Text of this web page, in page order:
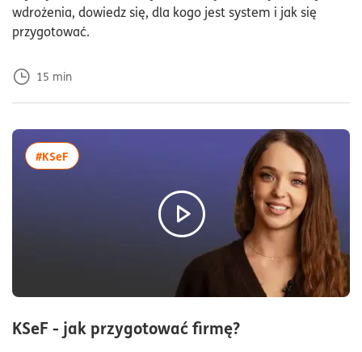
wdrożenia, dowiedz się, dla kogo jest system i jak się
przygotować.
15 min
KSeF - jak przygotować firmę?czas
#KSeFwięcej artykułów z tagiem:#KSeF